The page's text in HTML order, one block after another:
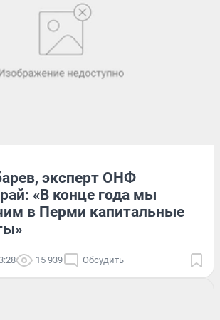
эксперт ОНФ
«В конце года мы
в Перми капитальные
15 939 Обсудить